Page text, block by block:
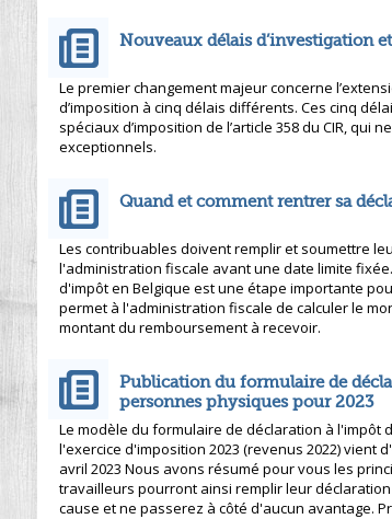
Nouveaux délais d’investigation
Le premier changement majeur concerne
d’imposition à cinq délais différents. Ces cinq
spéciaux d’imposition de l’article 358 du CIR, qui
exceptionnels.
Quand et comment rentrer sa
Les contribuables doivent remplir et soumettre
l'administration fiscale avant une date limite
d'impôt en Belgique est une étape importante
permet à l'administration fiscale de calculer le
montant du remboursement à recevoir.
Publication du formulaire de
personnes physiques pour 2023
Le modèle du formulaire de déclaration à l'impôt
l'exercice d'imposition 2023 (revenus 2022) vient
avril 2023 Nous avons résumé pour vous les
travailleurs pourront ainsi remplir leur
cause et ne passerez à côté d'aucun avantage.